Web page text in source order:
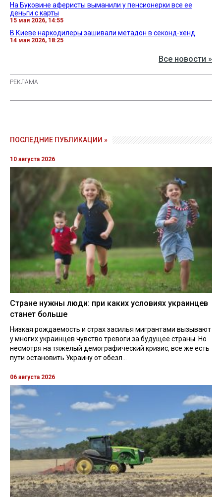
На Буковине аферисты выманили у пенсионерки все ее
деньги с карты
15 мая 2026, 14:55
В Киеве наркодилеры зашивали метадон в секонд-хенд
14 мая 2026, 18:25
Все новости »
ПОСЛЕДНИЕ ПУБЛИКАЦИИ »
10 августа 2026
Стране нужны люди: при каких условиях украинцев
станет больше
Низкая рождаемость и страх засилья мигрантами вызывают
у многих украинцев чувство тревоги за будущее страны. Но
несмотря на тяжелый демографический кризис, все же есть
пути остановить Украину от обезл...
06 августа 2026